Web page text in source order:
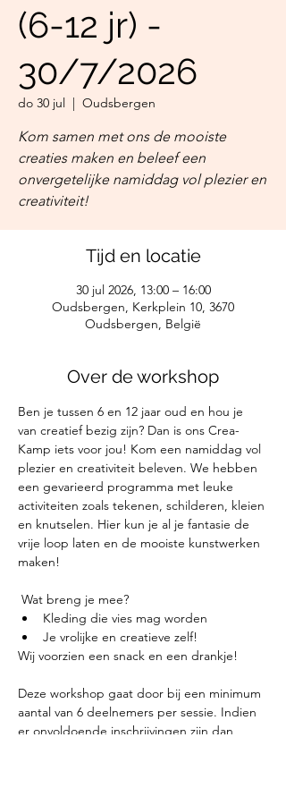
(6-12 jr) -
30/7/2026
do 30 jul
  |
Oudsbergen
Kom samen met ons de mooiste
creaties maken en beleef een
onvergetelijke namiddag vol plezier en
creativiteit!
Tijd en locatie
30 jul 2026, 13:00 – 16:00
Oudsbergen, Kerkplein 10, 3670
Oudsbergen, België
Over de workshop
Ben je tussen 6 en 12 jaar oud en hou je
van creatief bezig zijn? Dan is ons Crea-
Kamp iets voor jou! Kom een namiddag vol
plezier en creativiteit beleven. We hebben
een gevarieerd programma met leuke
activiteiten zoals tekenen, schilderen, kleien
en knutselen. Hier kun je al je fantasie de
vrije loop laten en de mooiste kunstwerken
maken!
Wat breng je mee?
Kleding die vies mag worden
Je vrolijke en creatieve zelf!
Wij voorzien een snack en een drankje!
Deze workshop gaat door bij een minimum
aantal van 6 deelnemers per sessie. Indien
er onvoldoende inschrijvingen zijn dan